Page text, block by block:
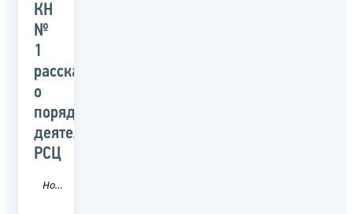
КН
№
1
рассказали
о
порядке
деятельности
РСЦ
Новость